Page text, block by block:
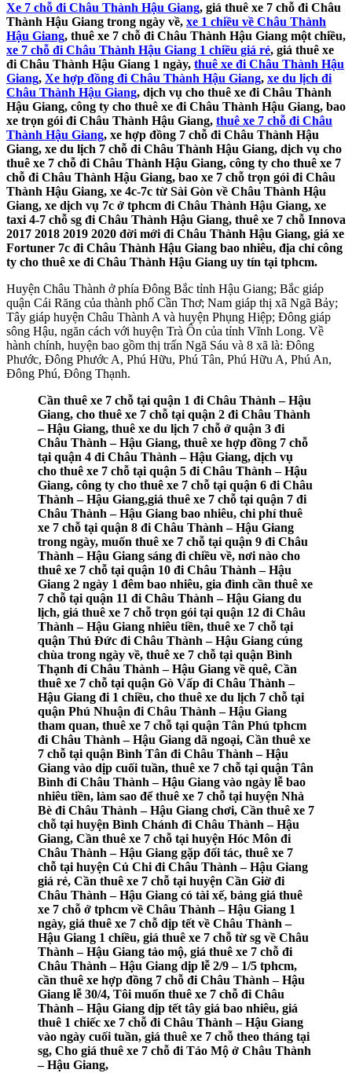
Xe 7 chỗ đi Châu Thành Hậu Giang, giá thuê xe 7 chỗ đi Châu
Thành Hậu Giang trong ngày về, xe 1 chiều về Châu Thành
Hậu Giang, thuê xe 7 chỗ đi Châu Thành Hậu Giang một chiều,
xe 7 chỗ đi Châu Thành Hậu Giang 1 chiều giá rẻ, giá thuê xe
đi Châu Thành Hậu Giang 1 ngày, thuê xe đi Châu Thành Hậu
Giang, Xe hợp đồng đi Châu Thành Hậu Giang, xe du lịch đi
Châu Thành Hậu Giang, dịch vụ cho thuê xe đi Châu Thành
Hậu Giang, công ty cho thuê xe đi Châu Thành Hậu Giang, bao
xe trọn gói đi Châu Thành Hậu Giang, thuê xe 7 chỗ đi Châu
Thành Hậu Giang, xe hợp đồng 7 chỗ đi Châu Thành Hậu
Giang, xe du lịch 7 chỗ đi Châu Thành Hậu Giang, dịch vụ cho
thuê xe 7 chỗ đi Châu Thành Hậu Giang, công ty cho thuê xe 7
chỗ đi Châu Thành Hậu Giang, bao xe 7 chỗ trọn gói đi Châu
Thành Hậu Giang, xe 4c-7c từ Sài Gòn về Châu Thành Hậu
Giang, xe dịch vụ 7c ở tphcm đi Châu Thành Hậu Giang, xe
taxi 4-7 chỗ sg đi Châu Thành Hậu Giang, thuê xe 7 chỗ Innova
2017 2018 2019 2020 đời mới đi Châu Thành Hậu Giang, giá xe
Fortuner 7c đi Châu Thành Hậu Giang bao nhiêu, địa chỉ công
ty cho thuê xe đi Châu Thành Hậu Giang uy tín tại tphcm.
Huyện Châu Thành ở phía Đông Bắc tỉnh Hậu Giang; Bắc giáp
quận Cái Răng của thành phố Cần Thơ; Nam giáp thị xã Ngã Bảy;
Tây giáp huyện Châu Thành A và huyện Phụng Hiệp; Đông giáp
sông Hậu, ngăn cách với huyện Trà Ôn của tỉnh Vĩnh Long. Về
hành chính, huyện bao gồm thị trấn Ngã Sáu và 8 xã là: Đông
Phước, Đông Phước A, Phú Hữu, Phú Tân, Phú Hữu A, Phú An,
Đông Phú, Đông Thạnh.
Cần thuê xe 7 chỗ tại quận 1 đi Châu Thành – Hậu
Giang, cho thuê xe 7 chỗ tại quận 2 đi Châu Thành
– Hậu Giang, thuê xe du lịch 7 chỗ ở quận 3 đi
Châu Thành – Hậu Giang, thuê xe hợp đồng 7 chỗ
tại quận 4 đi Châu Thành – Hậu Giang, dịch vụ
cho thuê xe 7 chỗ tại quận 5 đi Châu Thành – Hậu
Giang, công ty cho thuê xe 7 chỗ tại quận 6 đi Châu
Thành – Hậu Giang,giá thuê xe 7 chỗ tại quận 7 đi
Châu Thành – Hậu Giang bao nhiêu, chi phí thuê
xe 7 chỗ tại quận 8 đi Châu Thành – Hậu Giang
trong ngày, muốn thuê xe 7 chỗ tại quận 9 đi Châu
Thành – Hậu Giang sáng đi chiều về, nơi nào cho
thuê xe 7 chỗ tại quận 10 đi Châu Thành – Hậu
Giang 2 ngày 1 đêm bao nhiêu, gia đình cần thuê xe
7 chỗ tại quận 11 đi Châu Thành – Hậu Giang du
lịch, giá thuê xe 7 chỗ trọn gói tại quận 12 đi Châu
Thành – Hậu Giang nhiêu tiền, thuê xe 7 chỗ tại
quận Thủ Đức đi Châu Thành – Hậu Giang cúng
chùa trong ngày về, thuê xe 7 chỗ tại quận Bình
Thạnh đi Châu Thành – Hậu Giang về quê, Cần
thuê xe 7 chỗ tại quận Gò Vấp đi Châu Thành –
Hậu Giang đi 1 chiều, cho thuê xe du lịch 7 chỗ tại
quận Phú Nhuận đi Châu Thành – Hậu Giang
tham quan, thuê xe 7 chỗ tại quận Tân Phú tphcm
đi Châu Thành – Hậu Giang dã ngoại, Cần thuê xe
7 chỗ tại quận Bình Tân đi Châu Thành – Hậu
Giang vào dịp cuối tuần, thuê xe 7 chỗ tại quận Tân
Bình đi Châu Thành – Hậu Giang vào ngày lễ bao
nhiêu tiền, làm sao để thuê xe 7 chỗ tại huyện Nhà
Bè đi Châu Thành – Hậu Giang chơi, Cần thuê xe 7
chỗ tại huyện Bình Chánh đi Châu Thành – Hậu
Giang, Cần thuê xe 7 chỗ tại huyện Hóc Môn đi
Châu Thành – Hậu Giang gặp đối tác, thuê xe 7
chỗ tại huyện Củ Chi đi Châu Thành – Hậu Giang
giá rẻ, Cần thuê xe 7 chỗ tại huyện Cần Giờ đi
Châu Thành – Hậu Giang có tài xế, bảng giá thuê
xe 7 chỗ ở tphcm về Châu Thành – Hậu Giang 1
ngày, giá thuê xe 7 chỗ dịp tết về Châu Thành –
Hậu Giang 1 chiều, giá thuê xe 7 chỗ từ sg về Châu
Thành – Hậu Giang tảo mộ, giá thuê xe 7 chỗ đi
Châu Thành – Hậu Giang dịp lễ 2/9 – 1/5 tphcm,
cần thuê xe hợp đồng 7 chỗ đi Châu Thành – Hậu
Giang lễ 30/4, Tôi muốn thuê xe 7 chỗ đi Châu
Thành – Hậu Giang dịp tết tây giá bao nhiêu, giá
thuê 1 chiếc xe 7 chỗ đi Châu Thành – Hậu Giang
vào ngày cuối tuần, giá thuê xe 7 chỗ theo tháng tại
sg, Cho giá thuê xe 7 chỗ đi Tảo Mộ ở Châu Thành
– Hậu Giang,